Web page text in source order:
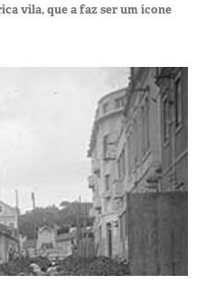
vila, que a faz ser um ícone